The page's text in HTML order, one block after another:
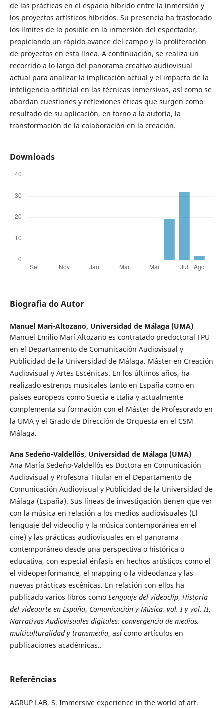
de las prácticas en el espacio híbrido entre la inmersión y
los proyectos artísticos híbridos. Su presencia ha trastocado
los límites de lo posible en la inmersión del espectador,
propiciando un rápido avance del campo y la proliferación
de proyectos en esta línea. A continuación, se realiza un
recorrido a lo largo del panorama creativo audiovisual
actual para analizar la implicación actual y el impacto de la
inteligencia artificial en las técnicas inmersivas, así como se
abordan cuestiones y reflexiones éticas que surgen como
resultado de su aplicación, en torno a la autoría, la
transformación de la colaboración en la creación.
Downloads
Biografia do Autor
Manuel Mari-Altozano, Universidad de Málaga (UMA)
Manuel Emilio Marí Altozano es contratado predoctoral FPU
en el Departamento de Comunicación Audiovisual y
Publicidad de la Universidad de Málaga. Máster en Creación
Audiovisual y Artes Escénicas. En los últimos años, ha
realizado estrenos musicales tanto en España como en
países europeos como Suecia e Italia y actualmente
complementa su formación con el Máster de Profesorado en
la UMA y el Grado de Dirección de Orquesta en el CSM
Málaga.
Ana Sedeño-Valdellós, Universidad de Málaga (UMA)
Ana María Sedeño-Valdellós es Doctora en Comunicación
Audiovisual y Profesora Titular en el Departamento de
Comunicación Audiovisual y Publicidad de la Universidad de
Málaga (España). Sus líneas de investigación tienen que ver
con la música en relación a los medios audiovisuales (El
lenguaje del videoclip y la música contemporánea en el
cine) y las prácticas audiovisuales en el panorama
contemporáneo desde una perspectiva o histórica o
educativa, con especial énfasis en hechos artísticos como el
el videoperformance, el mapping o la videodanza y las
nuevas prácticas escénicas. En relación con ellos ha
publicado varios libros como Lenguaje del videoclip, Historia
del videoarte en España, Comunicación y Música, vol. I y vol. II,
Narrativas Audiovisuales digitales: convergencia de medios,
multiculturalidad y transmedia, así como artículos en
publicaciones académicas..
Referências
AGRUP LAB, S. Immersive experience in the world of art.